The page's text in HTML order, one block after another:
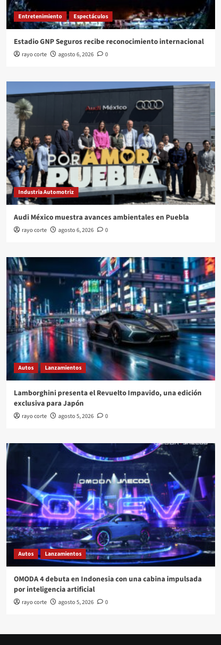
Entretenimiento Espectáculos
Estadio GNP Seguros recibe reconocimiento internacional
rayo corte agosto 6, 2026 0
Industria Automotriz
Audi México muestra avances ambientales en Puebla
rayo corte agosto 6, 2026 0
Autos Lanzamientos
Lamborghini presenta el Revuelto Impavido, una edición
exclusiva para Japón
rayo corte agosto 5, 2026 0
Autos Lanzamientos
OMODA 4 debuta en Indonesia con una cabina impulsada
por inteligencia artificial
rayo corte agosto 5, 2026 0